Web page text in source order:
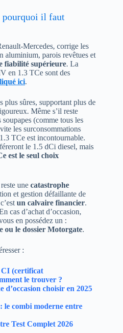
pourquoi il faut
Mercedes, corrige les
aluminium, parois revêtues et
fiabilité supérieure. La
en 1.3 TCe sont des
ici.
plus sûres, supportant plus de
Même s’il reste
soupapes (comme tous les
les surconsommations
TCe est incontournable.
le 1.5 dCi diesel, mais
est le seul choix
une catastrophe
et gestion défaillante de
un calvaire financier.
cas d’achat d’occasion,
en possédez un :
ou le dossier Motorgate.
:
(certificat
le trouver ?
d’occasion choisir en 2025
combi moderne entre
Test Complet 2026